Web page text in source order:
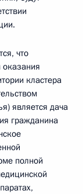
что
кластера
является дача
гражданина
полной